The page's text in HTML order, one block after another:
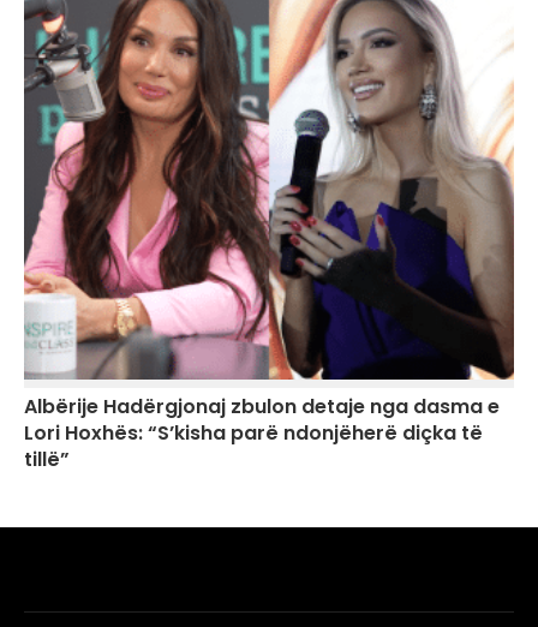
Albërije Hadërgjonaj zbulon detaje nga dasma e
Lori Hoxhës: “S’kisha parë ndonjëherë diçka të
tillë”